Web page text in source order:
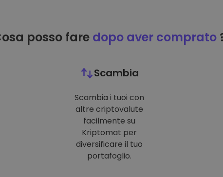
posso fare dopo aver comprato
Scambia
Scambia i tuoi con
altre criptovalute
facilmente su
Kriptomat per
diversificare il tuo
portafoglio.